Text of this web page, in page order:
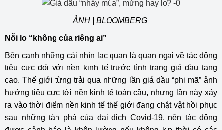
ẢNH | BLOOMBERG
Nỗi lo “không của riêng ai”
Bên cạnh những cái nhìn lạc quan là quan ngại về tác động
tiêu cực đối với nền kinh tế trước tình trạng giá dầu tăng
cao. Thế giới từng trải qua những lần giá dầu “phi mã” ảnh
hưởng tiêu cực tới nền kinh tế toàn cầu, nhưng lần này xảy
ra vào thời điểm nền kinh tế thế giới đang chật vật hồi phục
sau những tàn phá của đại dịch Covid-19, nên tác động